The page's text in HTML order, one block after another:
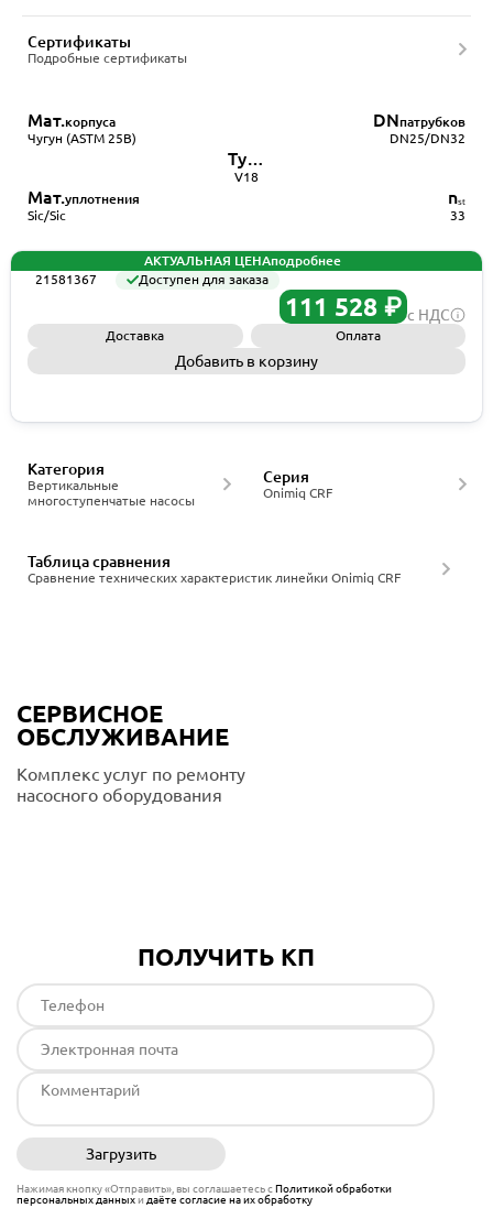
Сертификаты
Подробные сертификаты
Мат.корпуса
Чугун (ASTM 25B)
DNпатрубков
DN25/DN32
Мат.уплотнения
Sic/Sic
nₛₜ
33
Type
V18
АКТУАЛЬНАЯ ЦЕНАподробнее
21581367
Доступен для заказа
111 528 ₽ с НДС
Доставка Оплата
Добавить в корзину
Вертикальные
многоступенчатые насосы
Категория
Onimiq CRF
Серия
Сравнение технических характеристик линейки Onimiq CRF
Таблица сравнения
СЕРВИСНОЕ
ОБСЛУЖИВАНИЕ
Комплекс услуг по ремонту
насосного оборудования
ПОЛУЧИТЬ КП
Загрузить
Нажимая кнопку «Отправить», вы соглашаетесь сПолитикой обработки
персональных данныхи даёте согласие на их обработку